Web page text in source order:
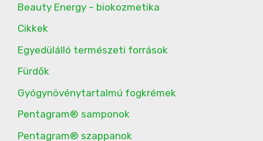
Beauty Energy – biokozmetika
Cikkek
Egyedülálló természeti források
Fürdők
Gyógynövénytartalmú fogkrémek
Pentagram® samponok
Pentagram® szappanok